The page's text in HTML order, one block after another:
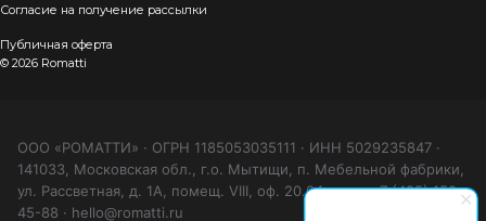
Согласие на получение рассылки
Публичная оферта
© 2026 Romatti
ООО «РОМАТТИ» · ОГРН 1185053035111 · ИНН 5029235847 ·
141033, Московская обл., г.о. Мытищи, п. Мебельной фабрики,
ул. Рассветная, д. 1А, помещ. VIII, оф. 20.04 · тел. +7 (495) 150-
45-88 · hello@romatti.ru